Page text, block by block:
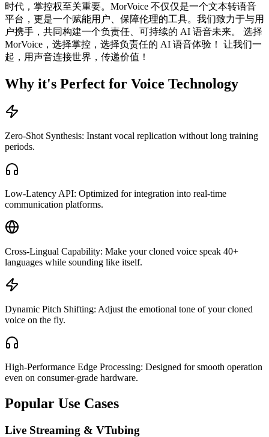
时代，掌控权至关重要。MorVoice 不仅仅是一个文本转语音
平台，更是一个赋能用户、保障伦理的工具。我们致力于与用
户携手，共同构建一个负责任、可持续的 AI 语音未来。 选择
MorVoice，选择掌控，选择负责任的 AI 语音体验！ 让我们一
起，用声音连接世界，传递价值！
Why it's Perfect for Voice Technology
Zero-Shot Synthesis: Instant vocal replication without long training
periods.
Low-Latency API: Optimized for integration into real-time
communication platforms.
Cross-Lingual Capability: Make your cloned voice speak 40+
languages while sounding like itself.
Dynamic Pitch Shifting: Adjust the emotional tone of your cloned
voice on the fly.
High-Performance Edge Processing: Designed for smooth operation
even on consumer-grade hardware.
Popular Use Cases
Live Streaming & VTubing